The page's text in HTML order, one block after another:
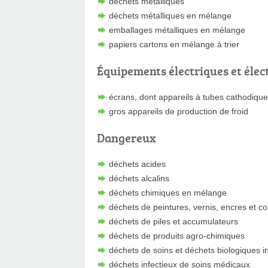
déchets métalliques en mélange
emballages métalliques en mélange
papiers cartons en mélange à trier
Équipements électriques et
écrans, dont appareils à tubes
gros appareils de production de froid
Dangereux
déchets acides
déchets alcalins
déchets chimiques en mélange
déchets de peintures, vernis, encres et
déchets de piles et accumulateurs
déchets de produits agro-chimiques
déchets de soins et déchets biologiques
déchets infectieux de soins médicaux